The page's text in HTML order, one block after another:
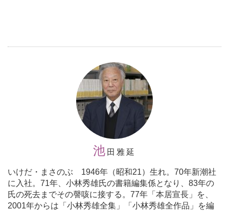
池 田雅延
いけだ・まさのぶ 1946年（昭和21）生れ。70年新潮社
に入社。71年、小林秀雄氏の書籍編集係となり、83年の
氏の死去までその謦咳に接する。77年「本居宣長」を、
2001年からは「小林秀雄全集」「小林秀雄全作品」を編